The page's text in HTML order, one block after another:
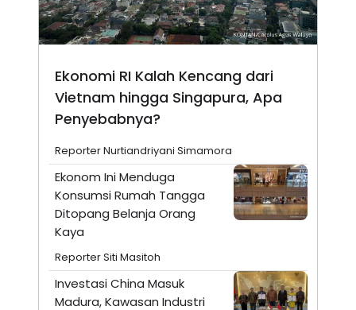
Ekonomi RI Kalah Kencang dari
Vietnam hingga Singapura, Apa
Penyebabnya?
Reporter Nurtiandriyani Simamora
Ekonom Ini Menduga
Konsumsi Rumah Tangga
Ditopang Belanja Orang
Kaya
Reporter Siti Masitoh
Investasi China Masuk
Madura, Kawasan Industri